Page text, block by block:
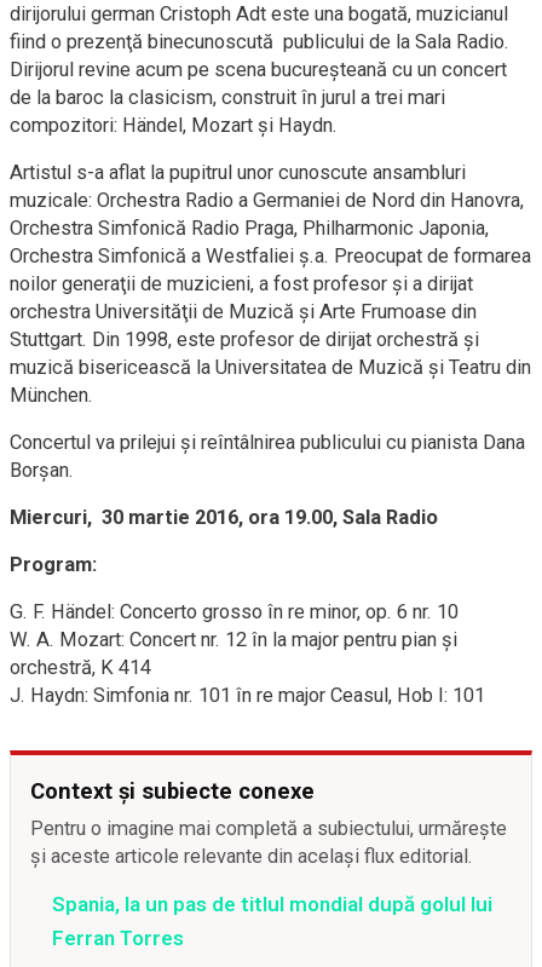
dirijorului german Cristoph Adt este una bogată, muzicianul
fiind o prezenţă binecunoscută publicului de la Sala Radio.
Dirijorul revine acum pe scena bucureșteană cu un concert
de la baroc la clasicism, construit în jurul a trei mari
compozitori: Händel, Mozart și Haydn.
Artistul s-a aflat la pupitrul unor cunoscute ansambluri
muzicale: Orchestra Radio a Germaniei de Nord din Hanovra,
Orchestra Simfonică Radio Praga, Philharmonic Japonia,
Orchestra Simfonică a Westfaliei ș.a. Preocupat de formarea
noilor generaţii de muzicieni, a fost profesor şi a dirijat
orchestra Universităţii de Muzică şi Arte Frumoase din
Stuttgart. Din 1998, este profesor de dirijat orchestră şi
muzică bisericească la Universitatea de Muzică şi Teatru din
München.
Concertul va prilejui și reîntâlnirea publicului cu pianista Dana
Borșan.
Miercuri, 30 martie 2016, ora 19.00, Sala Radio
Program:
G. F. Händel: Concerto grosso în re minor, op. 6 nr. 10
W. A. Mozart: Concert nr. 12 în la major pentru pian şi
orchestră, K 414
J. Haydn: Simfonia nr. 101 în re major Ceasul, Hob I: 101
Context și subiecte conexe
Pentru o imagine mai completă a subiectului, urmărește
și aceste articole relevante din același flux editorial.
Spania, la un pas de titlul mondial după golul lui
Ferran Torres